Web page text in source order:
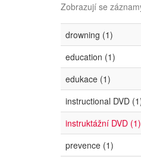
Zobrazují se
drowning (1)
education (1)
edukace (1)
instructional DVD
instruktážní DVD (1)
prevence (1)